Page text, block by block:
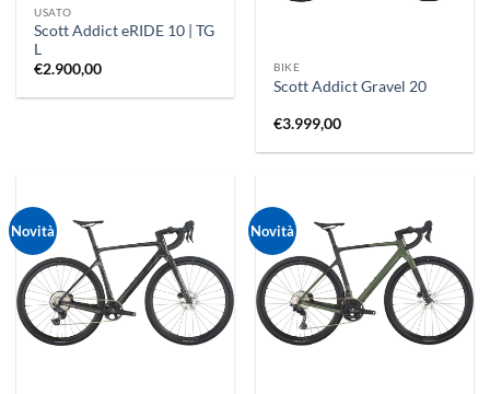
USATO
Scott Addict eRIDE 10 | TG
L
€2.900,00 BIKE
Scott Addict Gravel 20
€3.999,00
Novità Novità